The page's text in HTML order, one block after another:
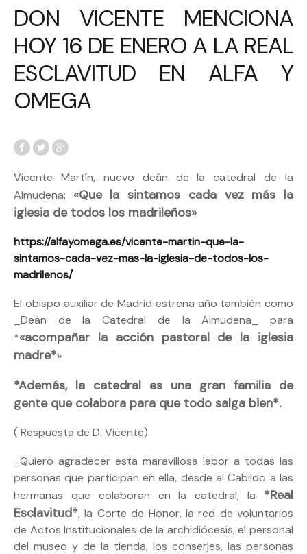
DON VICENTE MENCIONA
HOY 16 DE ENERO A LA REAL
ESCLAVITUD EN ALFA Y
OMEGA
Vicente Martín, nuevo deán de la catedral de la
Almudena: «Que la sintamos cada vez más la
iglesia de todos los madrileños»
https://alfayomega.es/vicente-martin-que-la-
sintamos-cada-vez-mas-la-iglesia-de-todos-los-
madrilenos/
El obispo auxiliar de Madrid estrena año también como
_Deán de la Catedral de la Almudena_ para
*«acompañar la acción pastoral de la iglesia
madre*»
*Además, la catedral es una gran familia de
gente que colabora para que todo salga bien*.
( Respuesta de D. Vicente)
_Quiero agradecer esta maravillosa labor a todas las
personas que participan en ella, desde el Cabildo a las
hermanas que colaboran en la catedral, la *Real
Esclavitud*, la Corte de Honor, la red de voluntarios
de Actos Institucionales de la archidiócesis, el personal
del museo y de la tienda, los conserjes, las personas